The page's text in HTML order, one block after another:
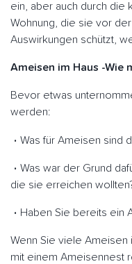
ein, aber auch durch die
Wohnung, die sie vor
Auswirkungen schützt,
Ameisen im Haus -Wie
Bevor etwas
werden:
Was für Ameisen sind
Was war der Grund
die sie erreichen
Haben Sie bereits ein
Wenn Sie viele Ameisen
mit einem Ameisennest